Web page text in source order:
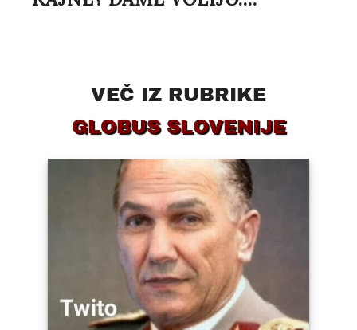
VEČ IZ RUBRIKE
GLOBUS SLOVENIJE